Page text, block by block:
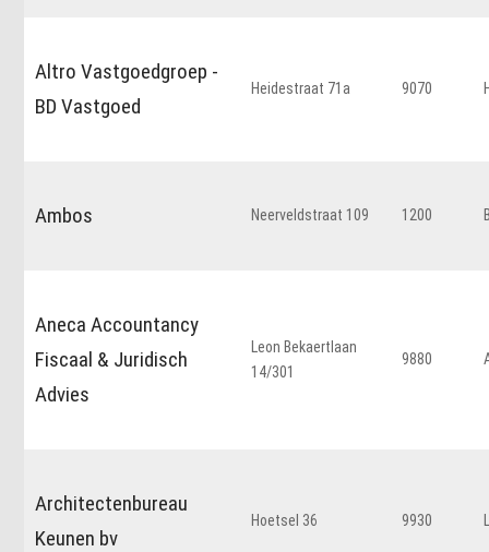
Altro Vastgoedgroep -
BD Vastgoed
Heidestraat 71a 9070
Ambos Neerveldstraat 109 1200
Aneca Accountancy
Fiscaal & Juridisch
Advies
Leon Bekaertlaan
14/301
9880
Architectenbureau
Keunen bv
Hoetsel 36 9930